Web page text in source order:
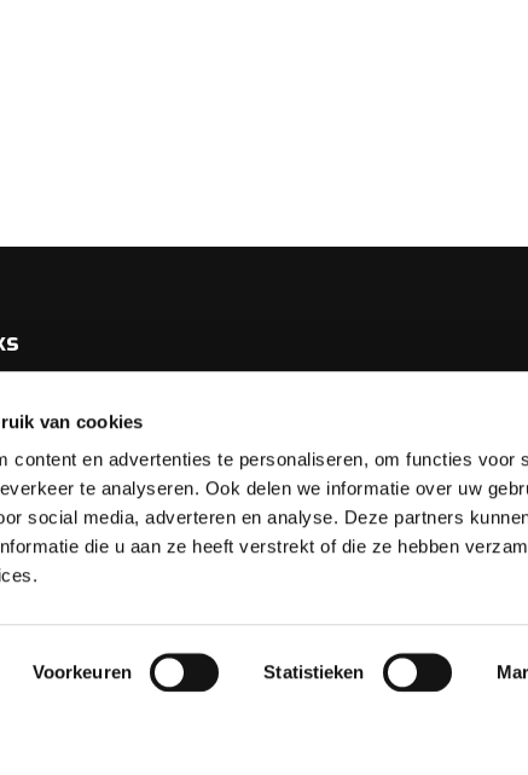
van cookies
content en advertenties te personaliseren, om functies voor
te analyseren. Ook delen we informatie over uw
social media, adverteren en analyse. Deze partners
die u aan ze heeft verstrekt of die ze hebben
Voorkeuren Statistieken